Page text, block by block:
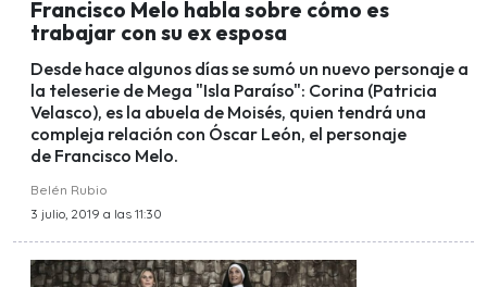
Francisco Melo habla sobre cómo es
trabajar con su ex esposa
Desde hace algunos días se sumó un nuevo personaje a
la teleserie de Mega "Isla Paraíso": Corina (Patricia
Velasco), es la abuela de Moisés, quien tendrá una
compleja relación con Óscar León, el personaje
de Francisco Melo.
Belén Rubio
3 julio, 2019 a las 11:30